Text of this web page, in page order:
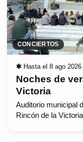
CONCIERTOS
✱ Hasta el 8 ago 2026
Noches de
Victoria
Auditorio municipal
Rincón de la Victoria